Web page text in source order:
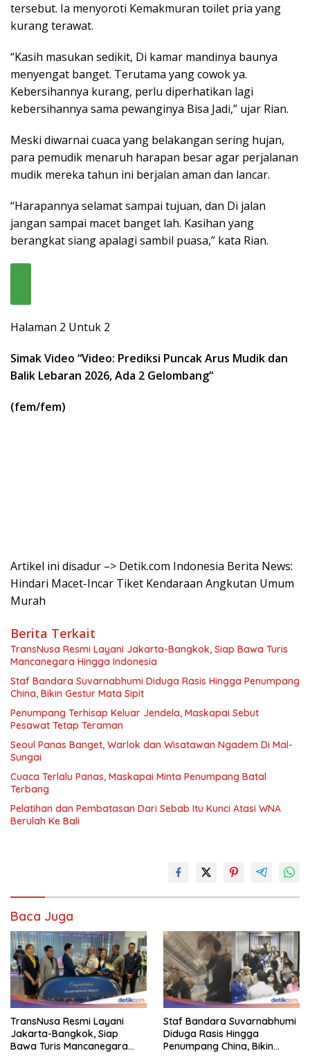
tersebut. Ia menyoroti Kemakmuran toilet pria yang
kurang terawat.
“Kasih masukan sedikit, Di kamar mandinya baunya
menyengat banget. Terutama yang cowok ya.
Kebersihannya kurang, perlu diperhatikan lagi
kebersihannya sama pewanginya Bisa Jadi,” ujar Rian.
Meski diwarnai cuaca yang belakangan sering hujan,
para pemudik menaruh harapan besar agar perjalanan
mudik mereka tahun ini berjalan aman dan lancar.
“Harapannya selamat sampai tujuan, dan Di jalan
jangan sampai macet banget lah. Kasihan yang
berangkat siang apalagi sambil puasa,” kata Rian.
Halaman 2 Untuk 2
Simak Video “Video: Prediksi Puncak Arus Mudik dan
Balik Lebaran 2026, Ada 2 Gelombang“
(fem/fem)
Artikel ini disadur –> Detik.com Indonesia Berita News:
Hindari Macet-Incar Tiket Kendaraan Angkutan Umum
Murah
Berita Terkait
TransNusa Resmi Layani Jakarta-Bangkok, Siap Bawa Turis
Mancanegara Hingga Indonesia
Staf Bandara Suvarnabhumi Diduga Rasis Hingga Penumpang
China, Bikin Gestur Mata Sipit
Penumpang Terhisap Keluar Jendela, Maskapai Sebut
Pesawat Tetap Teraman
Seoul Panas Banget, Warlok dan Wisatawan Ngadem Di Mal-
Sungai
Cuaca Terlalu Panas, Maskapai Minta Penumpang Batal
Terbang
Pelatihan dan Pembatasan Dari Sebab Itu Kunci Atasi WNA
Berulah Ke Bali
Baca Juga
TransNusa Resmi Layani
Jakarta-Bangkok, Siap
Bawa Turis Mancanegara
Staf Bandara Suvarnabhumi
Diduga Rasis Hingga
Penumpang China, Bikin